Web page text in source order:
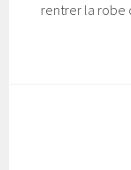
rentrer la robe